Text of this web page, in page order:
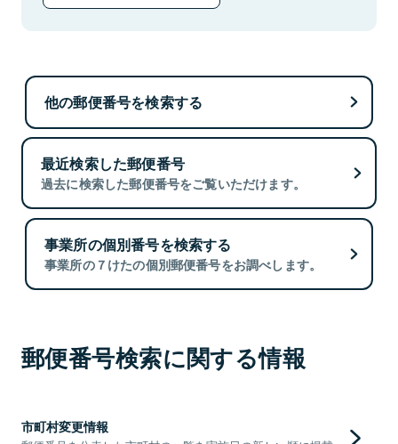
他の郵便番号を検索する
最近検索した郵便番号
過去に検索した郵便番号をご覧いただけます。
事業所の個別番号を検索する
事業所の７けたの個別郵便番号をお調べします。
郵便番号検索に関する情報
市町村変更情報